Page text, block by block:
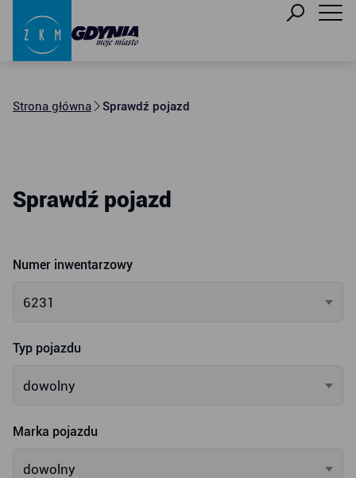
Strona główna Sprawdź pojazd
Sprawdź pojazd
Numer inwentarzowy
6231
Typ pojazdu
dowolny
Marka pojazdu
dowolny